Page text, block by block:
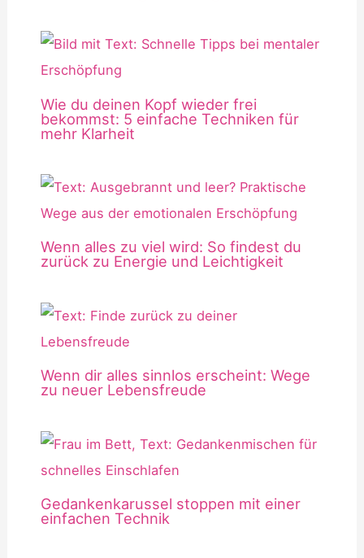
Wie du deinen Kopf wieder frei
bekommst: 5 einfache Techniken für
mehr Klarheit
Wenn alles zu viel wird: So findest du
zurück zu Energie und Leichtigkeit
Wenn dir alles sinnlos erscheint: Wege
zu neuer Lebensfreude
Gedankenkarussel stoppen mit einer
einfachen Technik